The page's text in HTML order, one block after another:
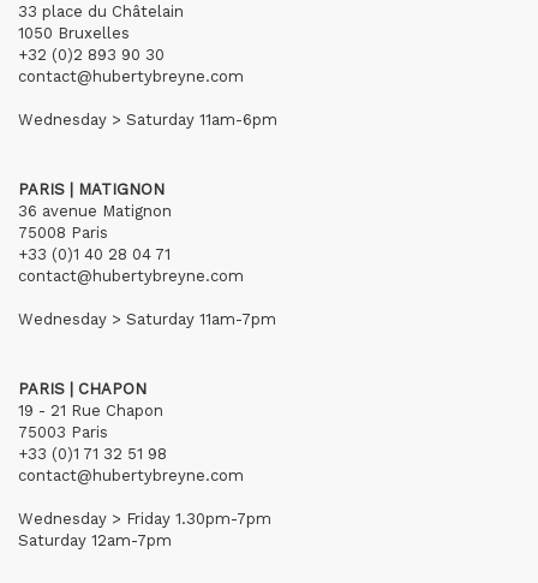
33 place du Châtelain
1050 Bruxelles
+32 (0)2 893 90 30
contact@hubertybreyne.com
Wednesday > Saturday 11am-6pm
PARIS | MATIGNON
36 avenue Matignon
75008 Paris
+33 (0)1 40 28 04 71
contact@hubertybreyne.com
Wednesday > Saturday 11am-7pm
PARIS | CHAPON
19 - 21 Rue Chapon
75003 Paris
+33 (0)1 71 32 51 98
contact@hubertybreyne.com
Wednesday > Friday 1.30pm-7pm
Saturday 12am-7pm